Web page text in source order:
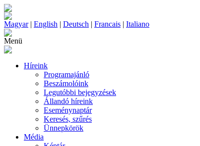
Magyar| English | Deutsch | Francais | Italiano
Menü
Híreink
Programajánló
Beszámolóink
Legutóbbi bejegyzések
Állandó híreink
Eseménynaptár
Keresés, szűrés
Ünnepkörök
Média